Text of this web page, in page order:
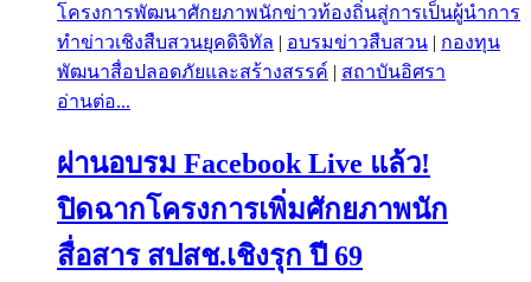
โครงการพัฒนาศักยภาพนักข่าวท้องถิ่นสู่การเป็นผู้นำการ
ทำข่าวเชิงสืบสวนยุคดิจิทัล | อบรมข่าวสืบสวน | กองทุน
พัฒนาสื่อปลอดภัยและสร้างสรรค์ | สถาบันอิศรา
อ่านต่อ...
ผ่านอบรม Facebook Live แล้ว!
ปิดฉากโครงการเพิ่มศักยภาพนัก
สื่อสาร สปสช.เชิงรุก ปี 69